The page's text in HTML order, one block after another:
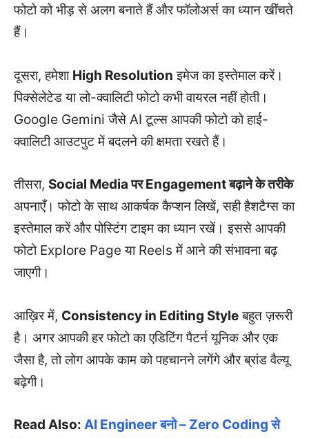
फोटो को भीड़ से अलग बनाते हैं और फॉलोअर्स का ध्यान खींचते
हैं।
दूसरा, हमेशा High Resolution इमेज का इस्तेमाल करें।
पिक्सेलेटेड या लो-क्वालिटी फोटो कभी वायरल नहीं होती।
Google Gemini जैसे AI टूल्स आपकी फोटो को हाई-
क्वालिटी आउटपुट में बदलने की क्षमता रखते हैं।
तीसरा, Social Media पर Engagement बढ़ाने के तरीके
अपनाएँ। फोटो के साथ आकर्षक कैप्शन लिखें, सही हैशटैग्स का
इस्तेमाल करें और पोस्टिंग टाइम का ध्यान रखें। इससे आपकी
फोटो Explore Page या Reels में आने की संभावना बढ़
जाएगी।
आख़िर में, Consistency in Editing Styleबहुत ज़रूरी
है। अगर आपकी हर फोटो का एडिटिंग पैटर्न यूनिक और एक
जैसा है, तो लोग आपके काम को पहचानने लगेंगे और ब्रांड वैल्यू
बढ़ेगी।
Read Also: AI Engineer बनो – Zero Coding से